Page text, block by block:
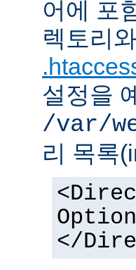
어에 포
렉토리
설정을
/var/
리 목록
</